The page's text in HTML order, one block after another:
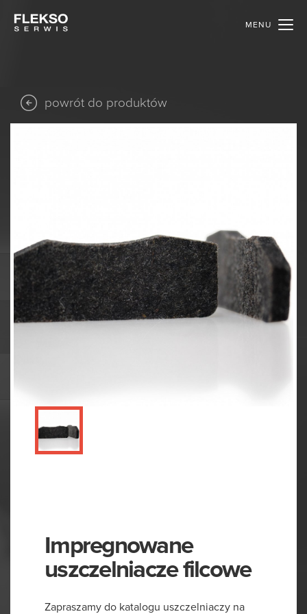
MENU
powrót do produktów
Impregnowane
uszczelniacze filcowe
Zapraszamy do katalogu uszczelniaczy na